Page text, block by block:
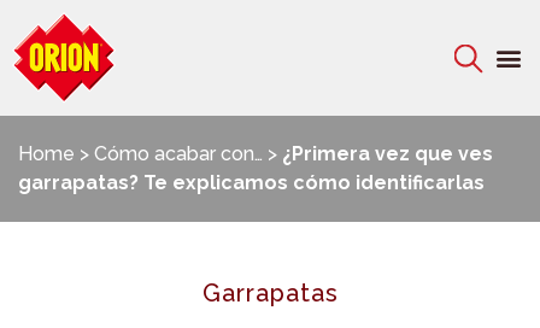
Home > Cómo acabar con… > ¿Primera vez que ves
garrapatas? Te explicamos cómo identificarlas
Garrapatas